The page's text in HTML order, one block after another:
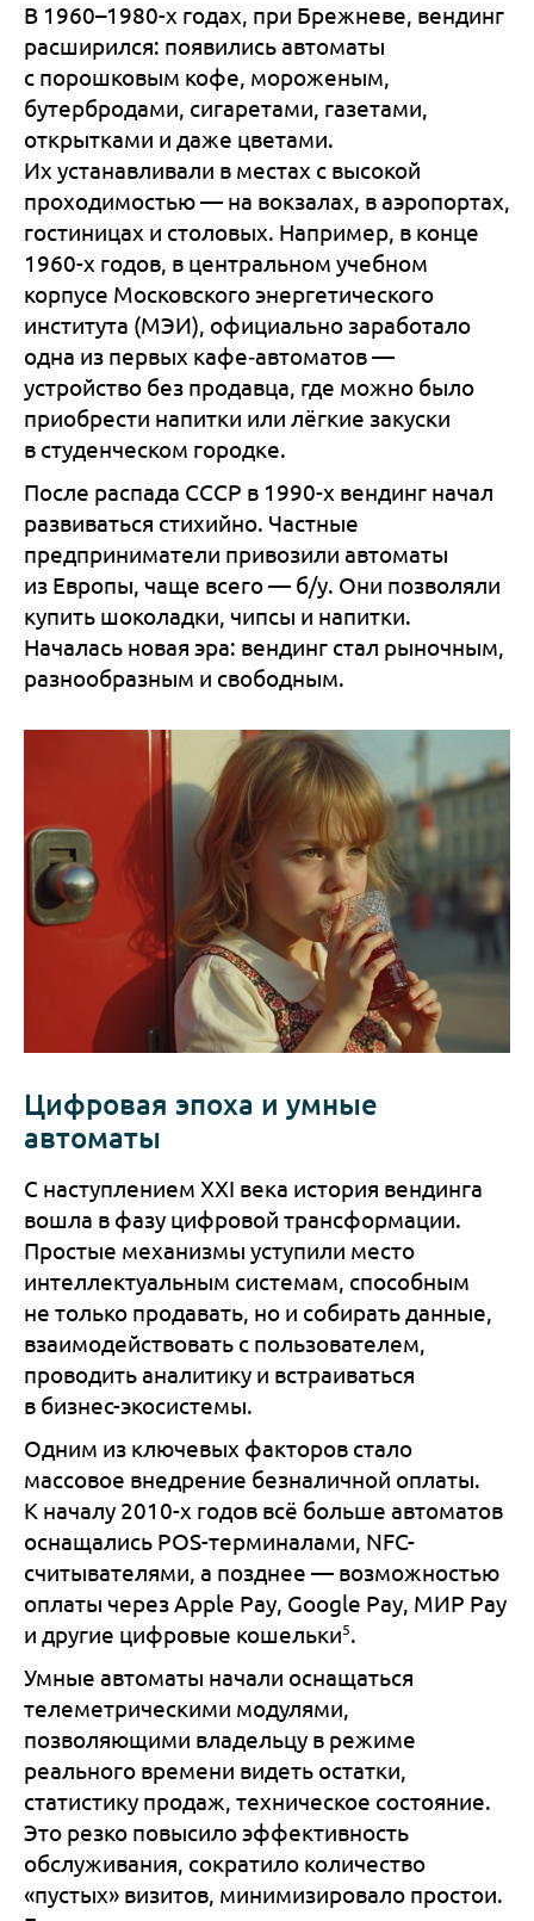
В 1960–1980-х годах, при Брежневе, вендинг
расширился: появились автоматы
с порошковым кофе, мороженым,
бутербродами, сигаретами, газетами,
открытками и даже цветами.
Их устанавливали в местах с высокой
проходимостью — на вокзалах, в аэропортах,
гостиницах и столовых. Например, в конце
1960-х годов, в центральном учебном
корпусе Московского энергетического
института (МЭИ), официально заработало
одна из первых кафе‑автоматов —
устройство без продавца, где можно было
приобрести напитки или лёгкие закуски
в студенческом городке.
После распада СССР в 1990-х вендинг начал
развиваться стихийно. Частные
предприниматели привозили автоматы
из Европы, чаще всего — б/у. Они позволяли
купить шоколадки, чипсы и напитки.
Началась новая эра: вендинг стал рыночным,
разнообразным и свободным.
Цифровая эпоха и умные
автоматы
С наступлением XXI века история вендинга
вошла в фазу цифровой трансформации.
Простые механизмы уступили место
интеллектуальным системам, способным
не только продавать, но и собирать данные,
взаимодействовать с пользователем,
проводить аналитику и встраиваться
в бизнес-экосистемы.
Одним из ключевых факторов стало
массовое внедрение безналичной оплаты.
К началу 2010-х годов всё больше автоматов
оснащались POS-терминалами, NFC-
считывателями, а позднее — возможностью
оплаты через Apple Pay, Google Pay, МИР Pay
и другие цифровые кошельки5.
Умные автоматы начали оснащаться
телеметрическими модулями,
позволяющими владельцу в режиме
реального времени видеть остатки,
статистику продаж, техническое состояние.
Это резко повысило эффективность
обслуживания, сократило количество
«пустых» визитов, минимизировало простои.